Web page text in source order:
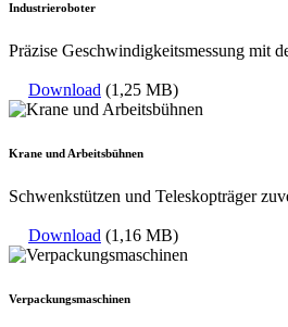
Industrieroboter
Präzise Geschwindigkeitsmessung mit
Download (1,25 MB)
Krane und Arbeitsbühnen
Schwenkstützen und Teleskopträger
Download (1,16 MB)
Verpackungsmaschinen